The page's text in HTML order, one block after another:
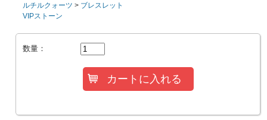
ルチルクォーツ > ブレスレット
VIPストーン
数量：